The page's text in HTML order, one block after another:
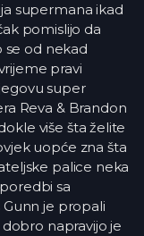
supermana ikad
pomislijo da
se od nekad
pravi
super
Reva & Brandon
više šta želite
uopće zna šta
palice neka
sa
je propali
napravijo je